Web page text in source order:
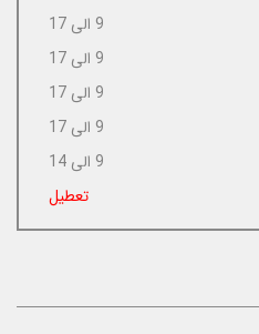
9 الی 17
9 الی 17
9 الی 17
9 الی 17
9 الی 14
تعطیل